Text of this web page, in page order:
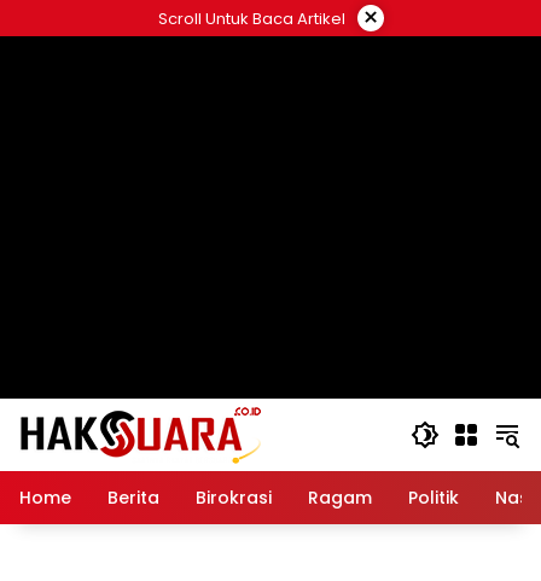
ke
Scroll Untuk Baca Artikel ×
Home Berita Birokrasi Ragam Politik